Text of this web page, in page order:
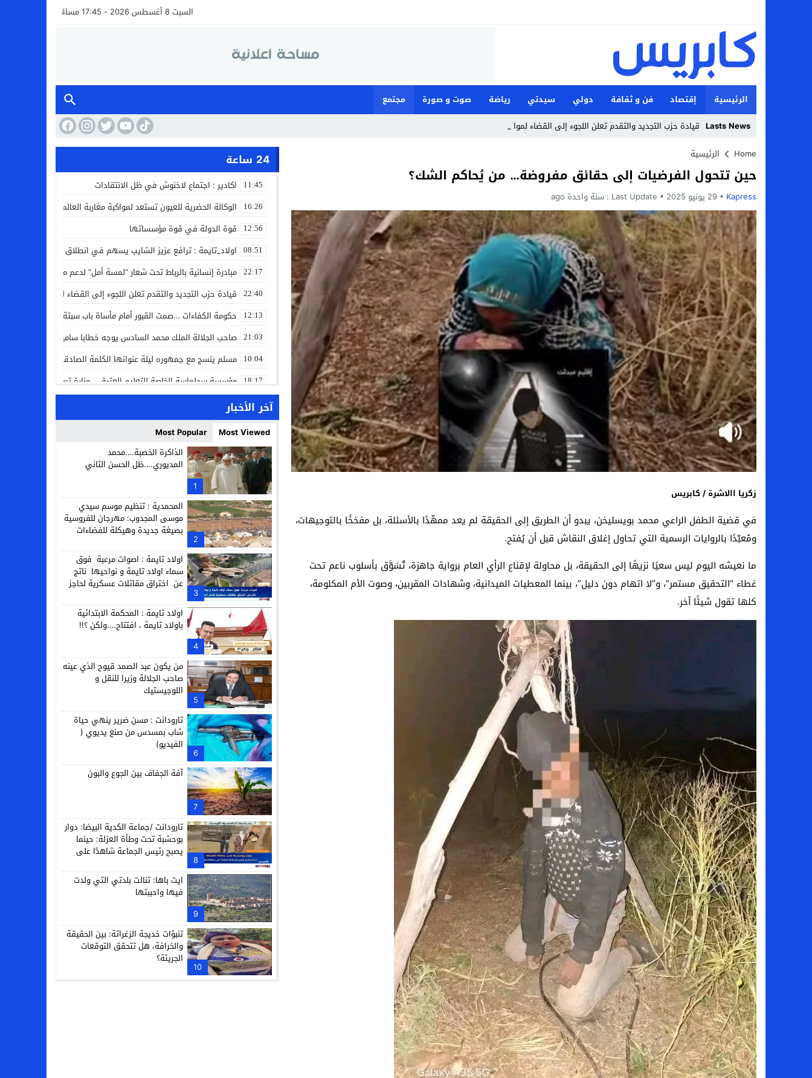
السبت 8 أغسطس 2026 - 17:45 مساءً
الرئيسية إقتصاد فن و ثقافة دولي سيدتي رياضة صوت و صورة
مجتمع
Lasts News قيادة حزب التجديد والتقدم تعلن اللجوء إلى القضاء لمواجهة ما وصفته بـ”الع_
Stop
Previous
Next
Home الرئيسية
حين تتحول الفرضيات إلى حقائق مفروضة… من يُحاكم الشك؟
Kapress 29 يونيو 2025 Last Update : سنة واحدة ago
زكريا االاشرة / كابريس
في قضية الطفل الراعي محمد بويسليخن، يبدو أن الطريق إلى الحقيقة لم يعد ممهّدًا بالأسئلة، بل مفخخًا بالتوجيهات،
ومُعبّدًا بالروايات الرسمية التي تحاول إغلاق النقاش قبل أن يُفتح.
ما نعيشه اليوم ليس سعيًا نزيهًا إلى الحقيقة، بل محاولة لإقناع الرأي العام برواية جاهزة، تُسَوَّق بأسلوب ناعم تحت
غطاء “التحقيق مستمر”، و”لا اتهام دون دليل”، بينما المعطيات الميدانية، وشهادات المقربين، وصوت الأم المكلومة،
كلها تقول شيئًا آخر.
24 ساعة
11:45 اكادير : اجتماع لاخنوش في ظل الانتقادات
16:26 الوكالة الحضرية للعيون تستعد لمواكبة مغاربة العالم خلال مقامهم
12:56 قوة الدولة في قوة مؤسساتها
08:51 اولاد_تايمة : ترافع عزيز الشايب يسهم في انطلاق مشروع مائي
22:17 مبادرة إنسانية بالرباط تحت شعار “لمسة أمل” لدعم مرضى السرطان
22:40 قيادة حزب التجديد والتقدم تعلن اللجوء إلى القضاء لمواجهة ما
12:13 حكومة الكفاءات …صمت القبور أمام مأساة باب سبتة
21:03 صاحب الجلالة الملك محمد السادس يوجه خطابا ساميا إلى الأمة
10:04 مسلم ينسج مع جمهوره ليلة عنوانها الكلمة الصادقة في مهرجان
18:17 مؤسسة سجلماسة الخاصة للتعليم العتيق… منارة تربوية تجمع بين
14:57 إحياء مشروع الحي الحرفي عنوان لقاء جمع وفد من جمعية التضامن
بن كيران يهاجم “البام”: “حزب الفساد وقياداته انتهى ببعضها في
11:33 كمال محرر يقود استئنافية تارودانت: مسار قضائي راسخ ورؤية
11:05 حبشان وكيلاً عاماً بتارودانت: ترقية جديدة في الحركة القضائية
21:28 حزب الديمقراطيين الجدد يؤسس منظمتي شباب ونساء الصحراء بالعيون
آخر الأخبار
Most Viewed
Most Popular
1
الذاكرة الخصبة….محمد
المديوري….ظل الحسن الثاني
2
المحمدية : تنظيم موسم سيدي
موسى المجدوب: مهرجان للفروسية
بصيغة جديدة وهيكلة للفضاءات
3
اولاد تايمة : اصوات مرعبة فوق
سماء اولاد تايمة و نواحيها ناتج
عن اختراق مقاتلات عسكرية لحاجز
4
اولاد تايمة : المحكمة الابتدائية
باولاد تايمة ، افتتاح….ولكن ؟!!
5
من يكون عبد الصمد قيوح الذي عينه
صاحب الجلالة وزيرا للنقل و
اللوجيستيك
6
تارودانت : مسن ضرير ينهي حياة
شاب بمسدس من صنع يديوي (
الفيديو)
7
آفة الجفاف بين الجوع والبون
8
تارودانت /جماعة الكدية البيضا: دوار
بوحشبة تحت وطأة العزلة: حينما
يصبح رئيس الجماعة شاهدًا على
9
ايت باها: تنالت بلدتي التي ولدت
فيها واحببتها
10
تنبؤات خديجة الزغراتة: بين الحقيقة
والخرافة، هل تتحقق التوقعات
الجريئة؟